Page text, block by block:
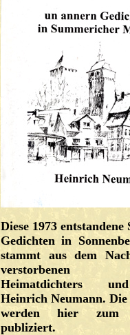
Diese 1973
Gedichten in
stammt aus dem
verstorbenen
Heimatdichters
Heinrich Neumann. Die
werden hier zum
publiziert.